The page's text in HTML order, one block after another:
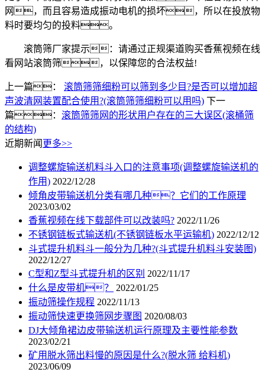
网，而且容易造成振动电机的损坏，所以在投放物
料时要均匀的投料。
滚筒筛厂家提示：请通过正规渠道购买香蕉视频在线
看网站滚筒筛，以保障您的合法权益!
上一篇： 滚筒筛筛细粉可以筛到多少目?是否可以增加超
声波清网装置配合使用?(滚筒筛筛细粉可以用吗) 下一
篇： 滚筒筛筛网的形状用户存在的三大误区(滚桶筛
的结构)
近期新闻 更多>>
调整螺旋输送机料斗入口的注意事项(调整螺旋输送机的
作用) 2022/12/28
倾角皮带输送机分类有哪几种？它们的工作原理
2023/03/02
香蕉视频在线下载部件可以改装吗? 2022/11/26
不锈钢链板式输送机(不锈钢链板水平运输机) 2022/12/12
斗式提升机料斗一般分为几种?(斗式提升机料斗安装图)
2022/12/27
C型和Z型斗式提升机的区别 2022/11/17
什么是皮带机？
2022/01/25
振动筛操作规程 2022/11/13
振动筛快速更换筛网步骤图 2020/08/03
DJ大倾角裙边皮带输送机运行原理及主要性能参数
2023/02/21
矿用脱水筛出料慢的原因是什么?(脱水筛 给料机)
2023/06/09